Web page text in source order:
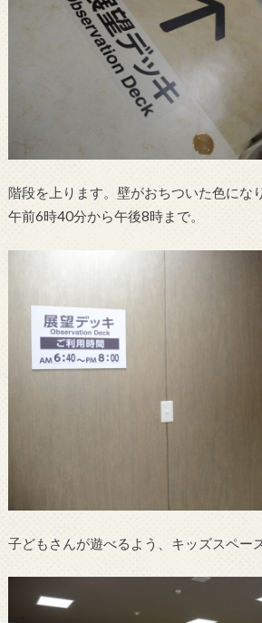
階段を上ります。壁がおちついた色にな
午前6時40分から午後8時まで。
子どもさんが遊べるよう、キッズスペー